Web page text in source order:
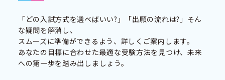
「どの入試方式を選べばいい?」「出願の流れは?」そん
な疑問を解消し、
スムーズに準備ができるよう、詳しくご案内します。
あなたの目標に合わせた最適な受験方法を見つけ、未来
への第一歩を踏み出しましょう。